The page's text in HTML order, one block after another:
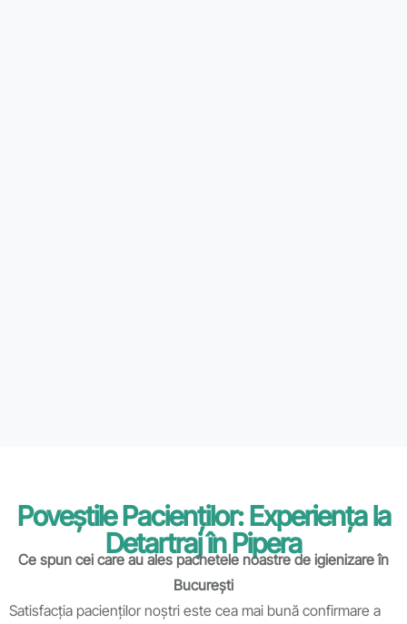
Poveștile Pacienților: Experiența la
Detartraj în Pipera
Ce spun cei care au ales pachetele noastre de igienizare în
București
Satisfacția pacienților noștri este cea mai bună confirmare a